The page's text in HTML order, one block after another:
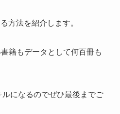
方法を紹介します。
籍もデータとして何百冊も
になるのでぜひ最後までご